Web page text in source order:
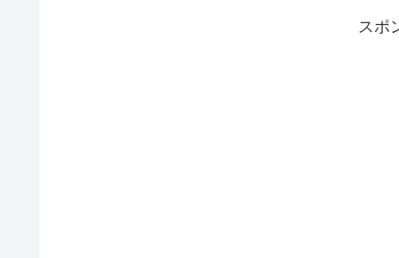
スポ